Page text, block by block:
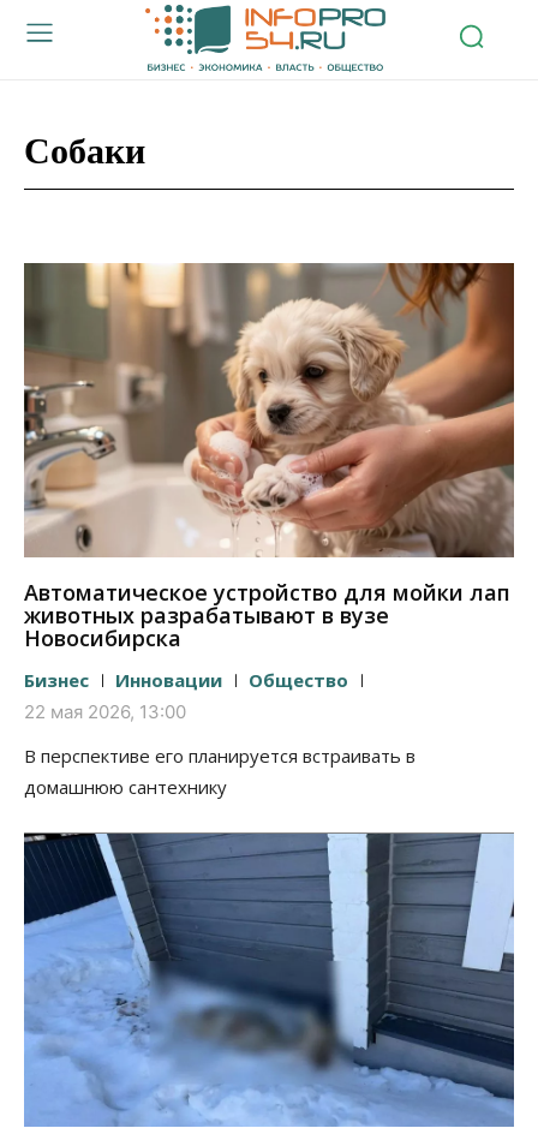
Собаки
Автоматическое устройство для мойки лап
животных разрабатывают в вузе
Новосибирска
Бизнес Инновации Общество
22 мая 2026, 13:00
В перспективе его планируется встраивать в
домашнюю сантехнику